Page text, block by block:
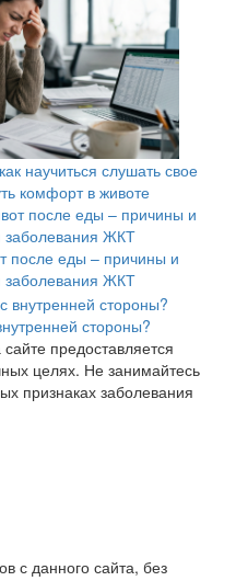
научиться слушать свое
комфорт в животе
после еды – причины и
ЖКТ
стороны?
предоставляется
целях. Не занимайтесь
признаках заболевания
с данного сайта, без